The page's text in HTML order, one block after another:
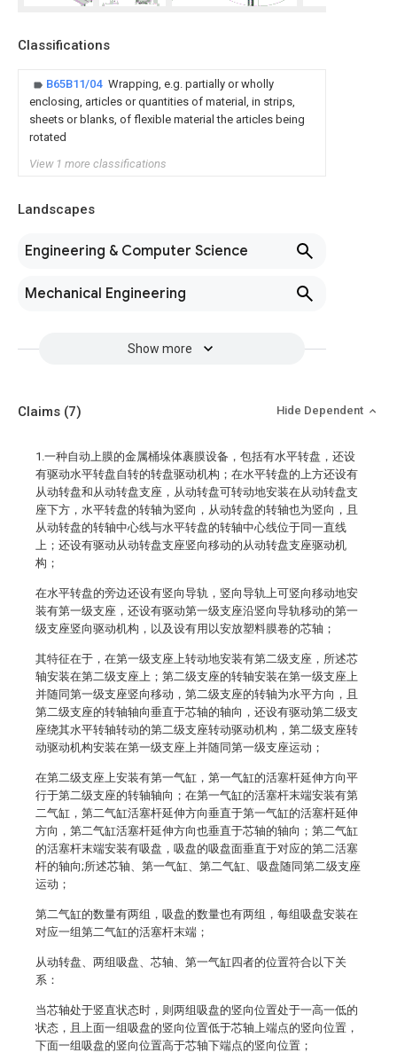
Classifications
B65B11/04 Wrapping, e.g. partially or wholly
enclosing, articles or quantities of material, in strips,
sheets or blanks, of flexible material the articles being
rotated
View 1 more classifications
Landscapes
Engineering & Computer Science
Mechanical Engineering
Show more
Claims (7) Hide Dependent
1.一种自动上膜的金属桶垛体裹膜设备，包括有水平转盘，还设
有驱动水平转盘自转的转盘驱动机构；在水平转盘的上方还设有
从动转盘和从动转盘支座，从动转盘可转动地安装在从动转盘支
座下方，水平转盘的转轴为竖向，从动转盘的转轴也为竖向，且
从动转盘的转轴中心线与水平转盘的转轴中心线位于同一直线
上；还设有驱动从动转盘支座竖向移动的从动转盘支座驱动机
构；
在水平转盘的旁边还设有竖向导轨，竖向导轨上可竖向移动地安
装有第一级支座，还设有驱动第一级支座沿竖向导轨移动的第一
级支座竖向驱动机构，以及设有用以安放塑料膜卷的芯轴；
其特征在于，在第一级支座上转动地安装有第二级支座，所述芯
轴安装在第二级支座上；第二级支座的转轴安装在第一级支座上
并随同第一级支座竖向移动，第二级支座的转轴为水平方向，且
第二级支座的转轴轴向垂直于芯轴的轴向，还设有驱动第二级支
座绕其水平转轴转动的第二级支座转动驱动机构，第二级支座转
动驱动机构安装在第一级支座上并随同第一级支座运动；
在第二级支座上安装有第一气缸，第一气缸的活塞杆延伸方向平
行于第二级支座的转轴轴向；在第一气缸的活塞杆末端安装有第
二气缸，第二气缸活塞杆延伸方向垂直于第一气缸的活塞杆延伸
方向，第二气缸活塞杆延伸方向也垂直于芯轴的轴向；第二气缸
的活塞杆末端安装有吸盘，吸盘的吸盘面垂直于对应的第二活塞
杆的轴向;所述芯轴、第一气缸、第二气缸、吸盘随同第二级支座
运动；
第二气缸的数量有两组，吸盘的数量也有两组，每组吸盘安装在
对应一组第二气缸的活塞杆末端；
从动转盘、两组吸盘、芯轴、第一气缸四者的位置符合以下关
系：
当芯轴处于竖直状态时，则两组吸盘的竖向位置处于一高一低的
状态，且上面一组吸盘的竖向位置低于芯轴上端点的竖向位置，
下面一组吸盘的竖向位置高于芯轴下端点的竖向位置；